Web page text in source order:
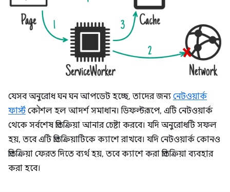
যেসব অনুরোধ ঘন ঘন আপডেট হচ্ছে, তাদের জন্য নেটওয়ার্ক
ফার্স্টকৌশল হল আদর্শ সমাধান। ডিফল্টরূপে, এটি নেটওয়ার্ক
থেকে সর্বশেষ প্রতিক্রিয়া আনার চেষ্টা করবে। যদি অনুরোধটি সফল
হয়, তবে এটি প্রতিক্রিয়াটিকে ক্যাশে রাখবে। যদি নেটওয়ার্ক কোনও
প্রতিক্রিয়া ফেরত দিতে ব্যর্থ হয়, তবে ক্যাশে করা প্রতিক্রিয়া ব্যবহার
করা হবে।